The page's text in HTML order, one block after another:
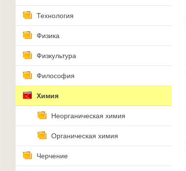
Технология
Физика
Физкультура
Философия
Химия
Неорганическая химия
Органическая химия
Черчение